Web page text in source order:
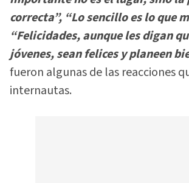
correcta”, “Lo sencillo es lo que
“Felicidades, aunque les digan
jóvenes, sean felices y planeen
fueron algunas de las reacciones
internautas.